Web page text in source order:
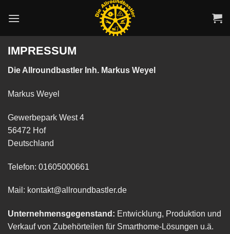
Inhalt
IMPRESSUM
Die Allroundbastler Inh. Markus Weyel
Markus Weyel
Gewerbepark West 4
56472 Hof
Deutschland
Telefon: 01605000661
Mail: kontakt@allroundbastler.de
Unternehmensgegenstand: Entwicklung, Produktion und
Verkauf von Zubehörteilen für Smarthome-Lösungen u.ä.